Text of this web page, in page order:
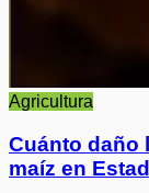
Agricultura
Cuánto daño
maíz en